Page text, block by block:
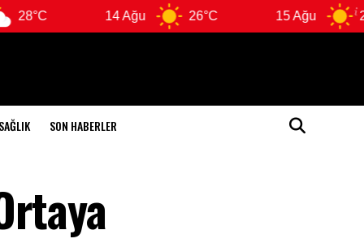
26°C 26°C
SON HABERLER